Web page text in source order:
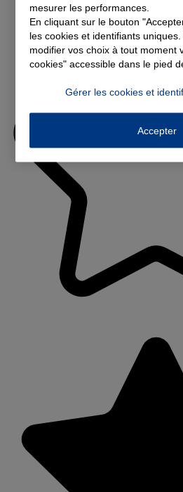
mesurer les performances.
En cliquant sur le bouton
les cookies et identifiants
modifier vos choix à tout moment
cookies" accessible dans le pied
Gérer les cookies et
Accepter